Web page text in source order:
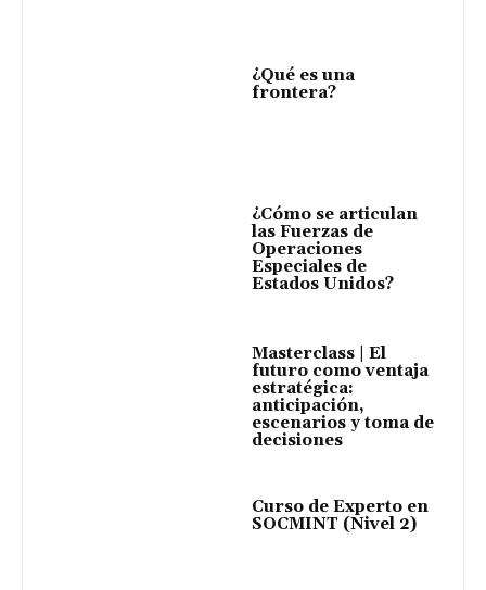
¿Qué es una
frontera?
¿Cómo se articulan
las Fuerzas de
Operaciones
Especiales de
Estados Unidos?
Masterclass | El
futuro como ventaja
estratégica:
anticipación,
escenarios y toma de
decisiones
Curso de Experto en
SOCMINT (Nivel 2)